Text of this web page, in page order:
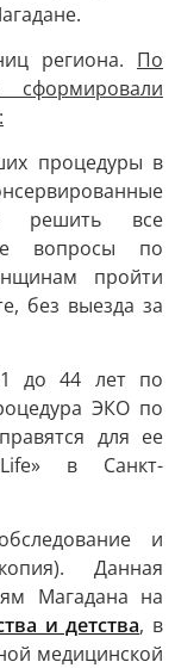
региона. По
процедуры в
решить все
вопросы по
пройти
без выезда за
до 44 лет по
ЭКО по
для ее
в Санкт-
и
Данная
Магадана на
и детства, в
медицинской